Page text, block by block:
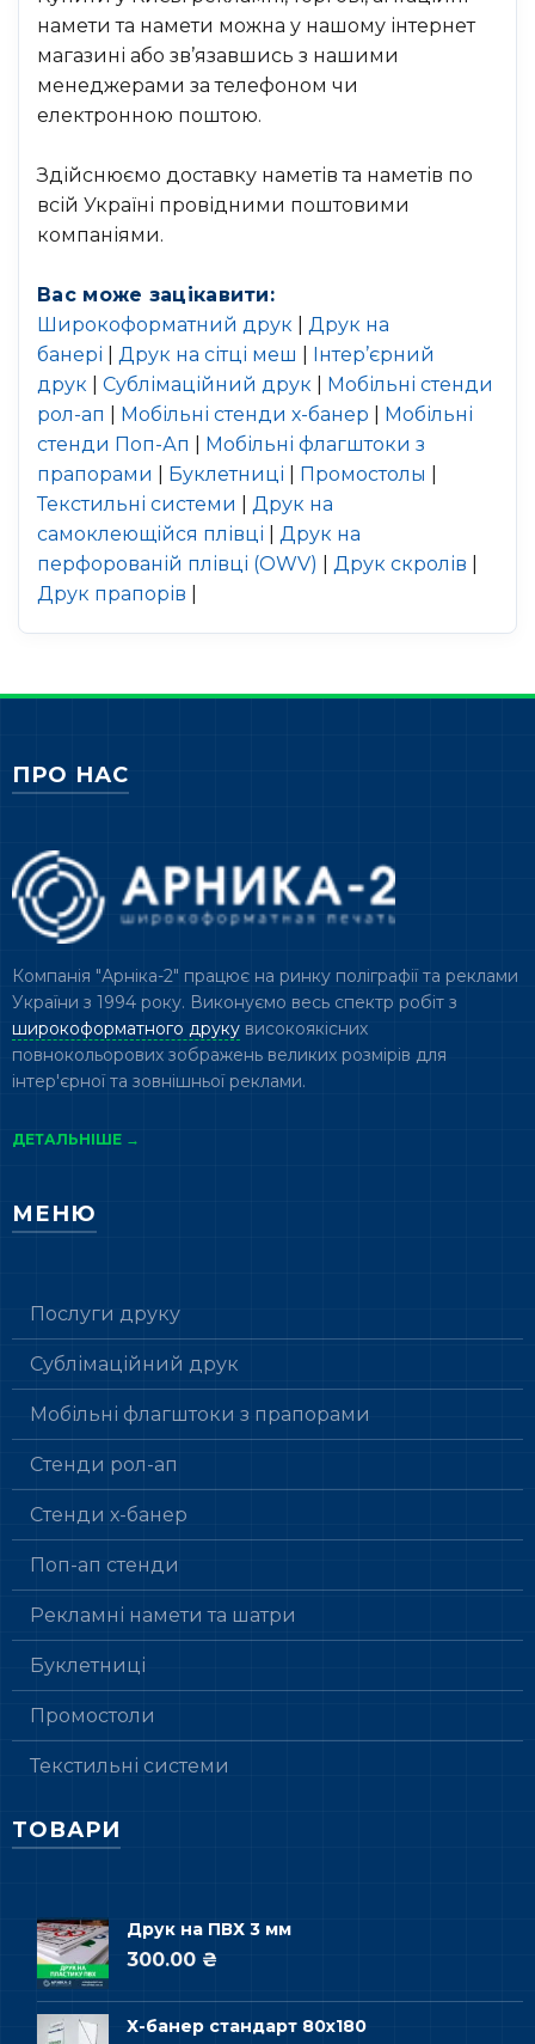
намети та намети можна у нашому інтернет
магазині або зв’язавшись з нашими
менеджерами за телефоном чи
електронною поштою.
Здійснюємо доставку наметів та наметів по
всій Україні провідними поштовими
компаніями.
Вас може зацікавити:
Широкоформатний друк
Друк на
банері
Друк на сітці меш
Інтер’єрний
друк
Сублімаційний друк
Мобільні стенди
рол-ап
Мобільні стенди х-банер
Мобільні
стенди Поп-Ап
Мобільні флагштоки з
прапорами
Буклетниці Промостолы
Текстильні системи
Друк на
самоклеющійся плівці
Друк на
перфорованій плівці (OWV)
Друк скролів
Друк прапорів
ПРО НАС
Компанія "Арніка-2" працює на ринку поліграфії та реклами
України з 1994 року. Виконуємо весь спектр робіт з
широкоформатного друкувисокоякісних
повнокольорових зображень великих розмірів для
інтер'єрної та зовнішньої реклами.
ДЕТАЛЬНІШЕ →
МЕНЮ
Послуги друку
Сублімаційний друк
Мобільні флагштоки з прапорами
Стенди рол-ап
Стенди х-банер
Поп-ап стенди
Рекламні намети та шатри
Буклетниці
Промостоли
Текстильні системи
ТОВАРИ
Друк на ПВХ 3 мм
300.00 ₴
Х-банер стандарт 80х180